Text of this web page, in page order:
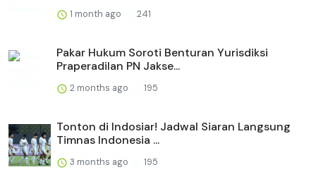
1 month ago 241
Pakar Hukum Soroti Benturan Yurisdiksi
Praperadilan PN Jakse...
2 months ago 195
Tonton di Indosiar! Jadwal Siaran Langsung
Timnas Indonesia ...
3 months ago 195